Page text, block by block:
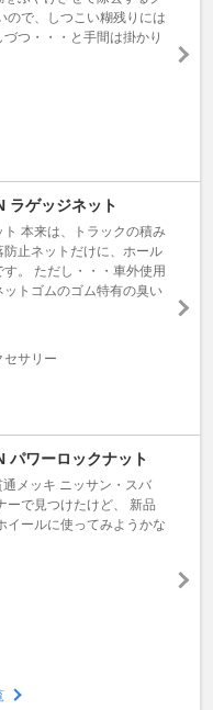
ので、しつこい糊残りには
つ・・・と手間は掛かり
ラゲッジネット
本来は、トラックの積み
止ネットだけに、ホール
す。 ただし・・・車外使用
トゴムのゴム特有の臭い
セサリー
パワーロックナット
メッキ ニッサン・スバ
ーで見つけたけど、 新品
イールに使ってみようかな